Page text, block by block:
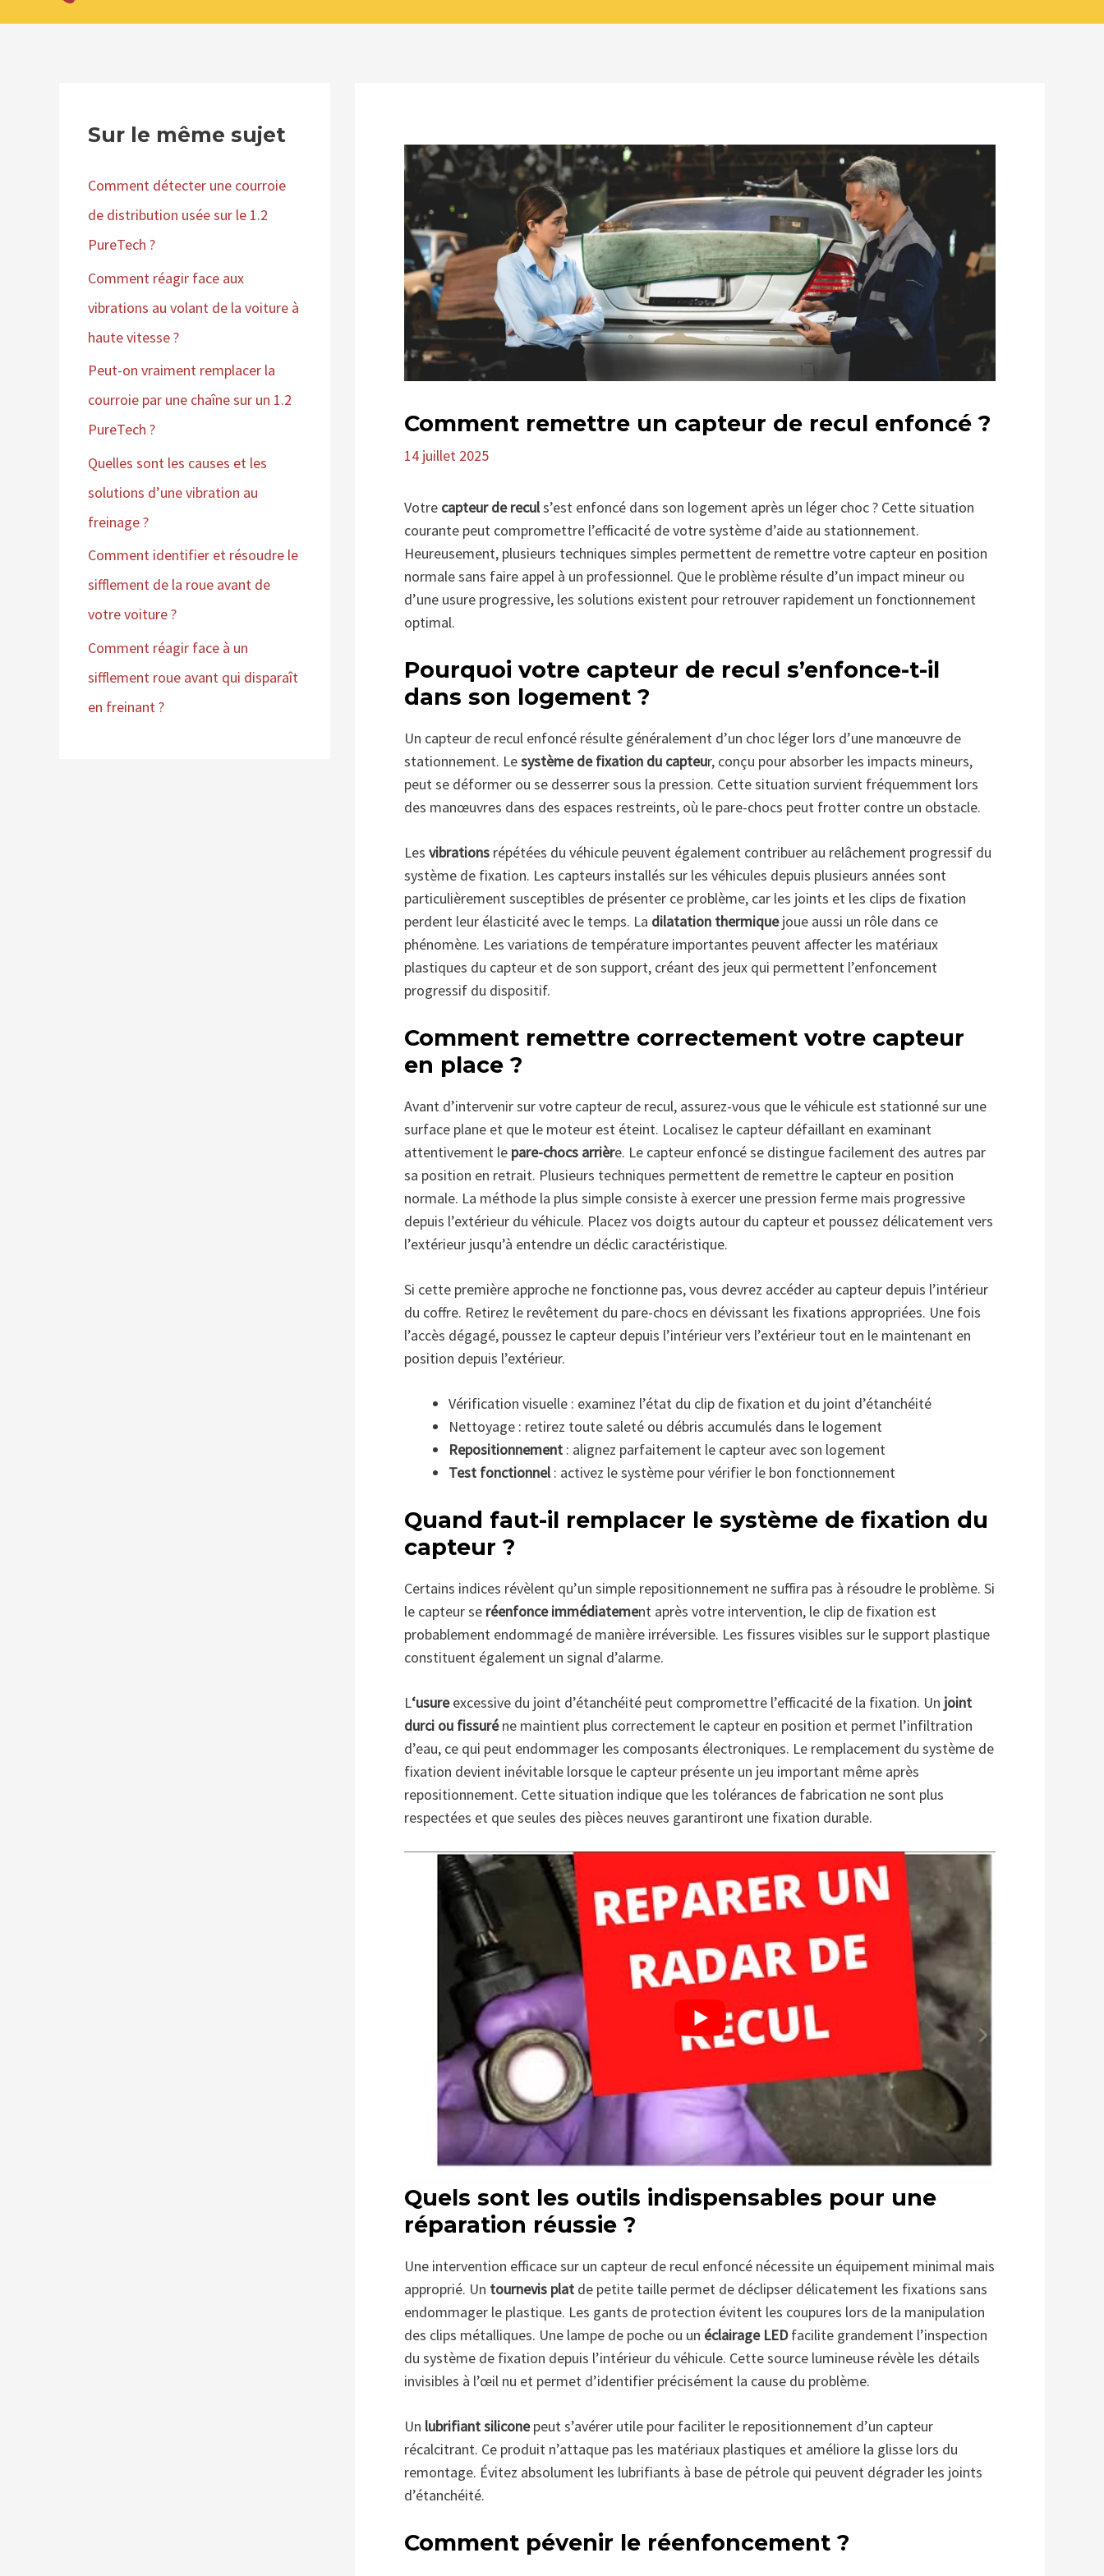
Sur le même sujet
Comment détecter une courroie
de distribution usée sur le 1.2
PureTech ?
Comment réagir face aux
vibrations au volant de la voiture à
haute vitesse ?
Peut-on vraiment remplacer la
courroie par une chaîne sur un 1.2
PureTech ?
Quelles sont les causes et les
solutions d’une vibration au
freinage ?
Comment identifier et résoudre le
sifflement de la roue avant de
votre voiture ?
Comment réagir face à un
sifflement roue avant qui disparaît
en freinant ?
Comment remettre un capteur de recul enfoncé ?
14 juillet 2025
Votre capteur de reculs’est enfoncé dans son logement après un léger choc ? Cette situation
courante peut compromettre l’efficacité de votre système d’aide au stationnement.
Heureusement, plusieurs techniques simples permettent de remettre votre capteur en position
normale sans faire appel à un professionnel. Que le problème résulte d’un impact mineur ou
d’une usure progressive, les solutions existent pour retrouver rapidement un fonctionnement
optimal.
Pourquoi votre capteur de recul s’enfonce-t-il
dans son logement ?
Un capteur de recul enfoncé résulte généralement d’un choc léger lors d’une manœuvre de
stationnement. Lesystème de fixation du capteur, conçu pour absorber les impacts mineurs,
peut se déformer ou se desserrer sous la pression. Cette situation survient fréquemment lors
des manœuvres dans des espaces restreints, où le pare-chocs peut frotter contre un obstacle.
Les vibrations répétées du véhicule peuvent également contribuer au relâchement progressif du
système de fixation. Les capteurs installés sur les véhicules depuis plusieurs années sont
particulièrement susceptibles de présenter ce problème, car les joints et les clips de fixation
perdent leur élasticité avec le temps. La dilatation thermiquejoue aussi un rôle dans ce
phénomène. Les variations de température importantes peuvent affecter les matériaux
plastiques du capteur et de son support, créant des jeux qui permettent l’enfoncement
progressif du dispositif.
Comment remettre correctement votre capteur
en place ?
Avant d’intervenir sur votre capteur de recul, assurez-vous que le véhicule est stationné sur une
surface plane et que le moteur est éteint. Localisez le capteur défaillant en examinant
attentivement le pare-chocs arrière. Le capteur enfoncé se distingue facilement des autres par
sa position en retrait. Plusieurs techniques permettent de remettre le capteur en position
normale. La méthode la plus simple consiste à exercer une pression ferme mais progressive
depuis l’extérieur du véhicule. Placez vos doigts autour du capteur et poussez délicatement vers
l’extérieur jusqu’à entendre un déclic caractéristique.
Si cette première approche ne fonctionne pas, vous devrez accéder au capteur depuis l’intérieur
du coffre. Retirez le revêtement du pare-chocs en dévissant les fixations appropriées. Une fois
l’accès dégagé, poussez le capteur depuis l’intérieur vers l’extérieur tout en le maintenant en
position depuis l’extérieur.
Vérification visuelle : examinez l’état du clip de fixation et du joint d’étanchéité
Nettoyage : retirez toute saleté ou débris accumulés dans le logement
Repositionnement : alignez parfaitement le capteur avec son logement
Test fonctionnel: activez le système pour vérifier le bon fonctionnement
Quand faut-il remplacer le système de fixation du
capteur ?
Certains indices révèlent qu’un simple repositionnement ne suffira pas à résoudre le problème. Si
le capteur se réenfonce immédiatement après votre intervention, le clip de fixation est
probablement endommagé de manière irréversible. Les fissures visibles sur le support plastique
constituent également un signal d’alarme.
L‘usureexcessive du joint d’étanchéité peut compromettre l’efficacité de la fixation. Un joint
durci ou fissuréne maintient plus correctement le capteur en position et permet l’infiltration
d’eau, ce qui peut endommager les composants électroniques. Le remplacement du système de
fixation devient inévitable lorsque le capteur présente un jeu important même après
repositionnement. Cette situation indique que les tolérances de fabrication ne sont plus
respectées et que seules des pièces neuves garantiront une fixation durable.
Quels sont les outils indispensables pour une
réparation réussie ?
Une intervention efficace sur un capteur de recul enfoncé nécessite un équipement minimal mais
approprié. Un tournevis plat de petite taille permet de déclipser délicatement les fixations sans
endommager le plastique. Les gants de protection évitent les coupures lors de la manipulation
des clips métalliques. Une lampe de poche ou un éclairage LEDfacilite grandement l’inspection
du système de fixation depuis l’intérieur du véhicule. Cette source lumineuse révèle les détails
invisibles à l’œil nu et permet d’identifier précisément la cause du problème.
Un lubrifiant siliconepeut s’avérer utile pour faciliter le repositionnement d’un capteur
récalcitrant. Ce produit n’attaque pas les matériaux plastiques et améliore la glisse lors du
remontage. Évitez absolument les lubrifiants à base de pétrole qui peuvent dégrader les joints
d’étanchéité.
Comment pévenir le réenfoncement ?